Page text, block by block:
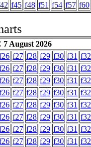
f45 f48 f51 f54 f57 f60
7 August 2026
f27 f28 f29 f30 f31 f32
f27 f28 f29 f30 f31 f32
f27 f28 f29 f30 f31 f32
f27 f28 f29 f30 f31 f32
f27 f28 f29 f30 f31 f32
f27 f28 f29 f30 f31 f32
f27 f28 f29 f30 f31 f32
f27 f28 f29 f30 f31 f32